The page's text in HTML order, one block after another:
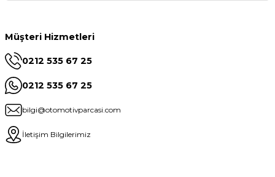
Müşteri Hizmetleri
0212 535 67 25
0212 535 67 25
bilgi@otomotivparcasi.com
İletişim Bilgilerimiz